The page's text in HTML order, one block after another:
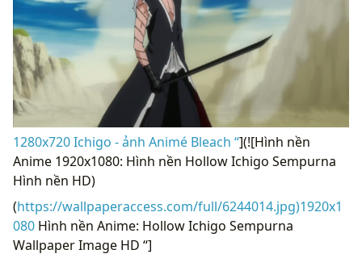
1280x720 Ichigo - ảnh Animé Bleach “](![Hình nền
Anime 1920x1080: Hình nền Hollow Ichigo Sempurna
Hình nền HD)
(https://wallpaperaccess.com/full/6244014.jpg)1920x1
080 Hình nền Anime: Hollow Ichigo Sempurna
Wallpaper Image HD “]